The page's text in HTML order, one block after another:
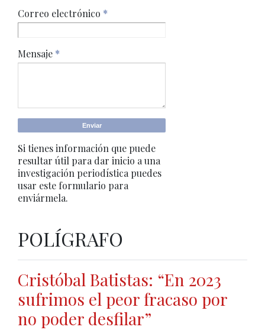
Correo electrónico *
Mensaje *
Si tienes información que puede
resultar útil para dar inicio a una
investigación periodística puedes
usar este formulario para
enviármela.
POLÍGRAFO
Cristóbal Batistas: “En 2023
sufrimos el peor fracaso por
no poder desfilar”